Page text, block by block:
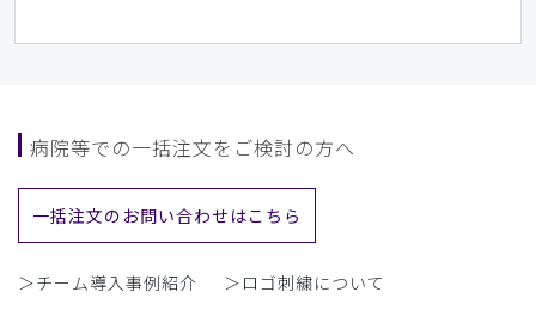
病院等での一括注文をご検討の方へ
一括注文のお問い合わせはこちら
＞チーム導入事例紹介 ＞ロゴ刺繍について